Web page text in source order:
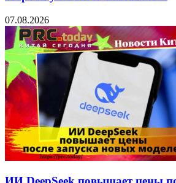
07.08.2026